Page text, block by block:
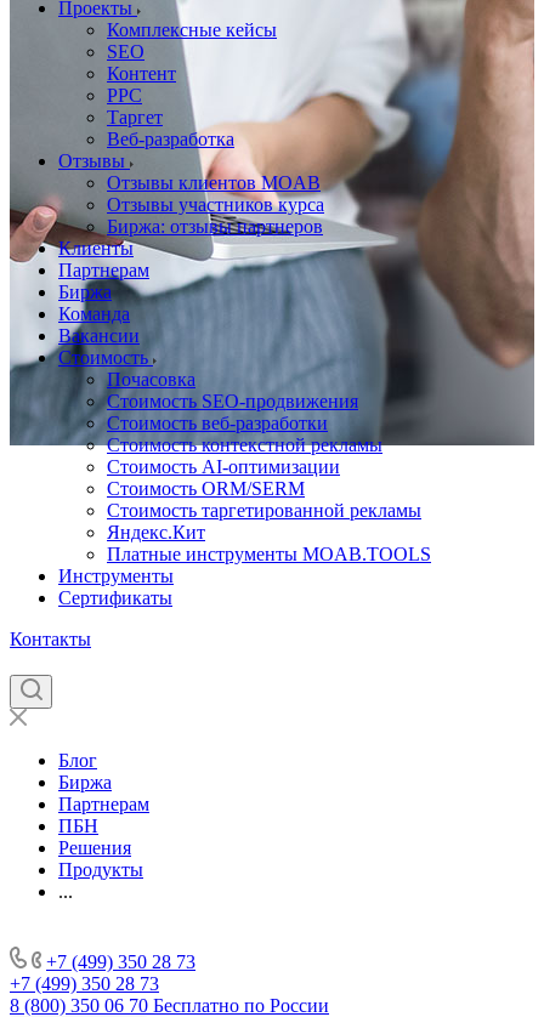
Проекты
Комплексные кейсы
SEO
Контент
PPC
Таргет
Веб-разработка
Отзывы
Отзывы клиентов MOAB
Отзывы участников курса
Биржа: отзывы партнеров
Клиенты
Партнерам
Биржа
Команда
Вакансии
Стоимость
Почасовка
Стоимость SEO-продвижения
Стоимость веб-разработки
Стоимость контекстной рекламы
Стоимость AI-оптимизации
Стоимость ORM/SERM
Стоимость таргетированной рекламы
Яндекс.Кит
Платные инструменты MOAB.TOOLS
Инструменты
Сертификаты
Контакты
Блог
Биржа
Партнерам
ПБН
Решения
Продукты
...
+7 (499) 350 28 73
+7 (499) 350 28 73
8 (800) 350 06 70 Бесплатно по России